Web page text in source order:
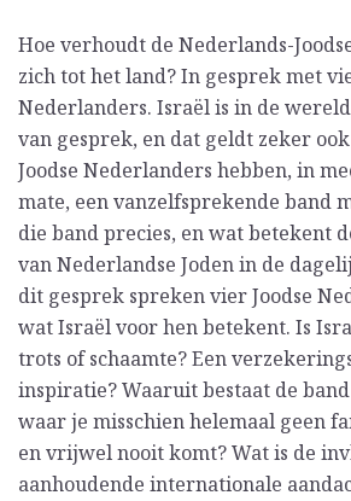
Hoe verhoudt de Nederlands-
zich tot het land? In gesprek met
Nederlanders. Israël is in de
van gesprek, en dat geldt zeker
Joodse Nederlanders hebben, in
mate, een vanzelfsprekende band
die band precies, en wat betekent
van Nederlandse Joden in de
dit gesprek spreken vier Joodse
wat Israël voor hen betekent. Is
trots of schaamte? Een
inspiratie? Waaruit bestaat de
waar je misschien helemaal geen
en vrijwel nooit komt? Wat is de
aanhoudende internationale